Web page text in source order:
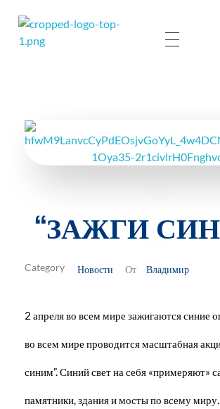
“ЗАЖГИ
От Владимир
Новости
2 апреля во всем мире зажигаются синие
во всем мире проводится масштабная
синим”. Синий свет на себя «примеряют»
памятники, здания и мосты по всему